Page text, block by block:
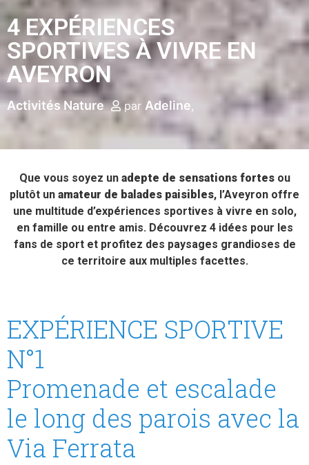
4 EXPÉRIENCES
SPORTIVES À VIVRE EN
AVEYRON
Activités Nature par Adeline
Que vous soyez un adepte de sensations fortesou
plutôt un amateur de balades paisibles, l’Aveyron offre
une multitude d’expériences sportives à vivre en solo,
en famille ou entre amis. Découvrez 4 idées pour les
fans de sport et profitez des paysages grandioses de
ce territoire aux multiples facettes.
EXPÉRIENCE SPORTIVE
N°1
Promenade et escalade
le long des parois avec la
Via Ferrata